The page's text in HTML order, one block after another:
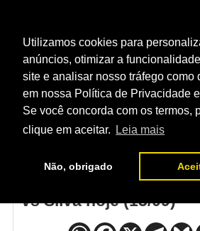
Utilizamos cookies para
anúncios, otimizar a
site e analisar nosso tráfego como
em nossa Política de Privacidade
Se você concorda com os termos,
clique em aceitar.
Leia mais
Não, obrigado
NOTÍCIAS
HOME NOTÍCIAS
Como assistir Noche
vs Silva hoje (13/09)